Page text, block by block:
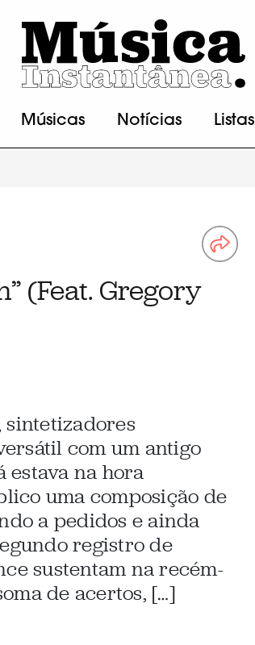
Músicas Notícias Listas
(Feat. Gregory
sintetizadores
com um antigo
estava na hora
uma composição de
a pedidos e ainda
registro de
sustentam na recém-
de acertos, […]